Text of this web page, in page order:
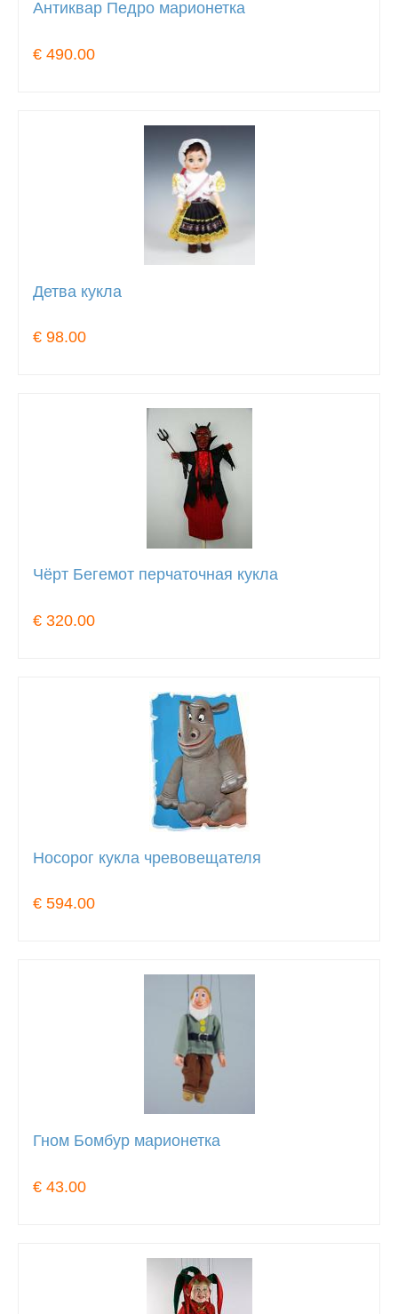
Антиквар Педро марионетка
€ 490.00
Детва кукла
€ 98.00
Чёрт Бегемот перчаточная кукла
€ 320.00
Носорог кукла чревовещателя
€ 594.00
Гном Бомбур марионетка
€ 43.00